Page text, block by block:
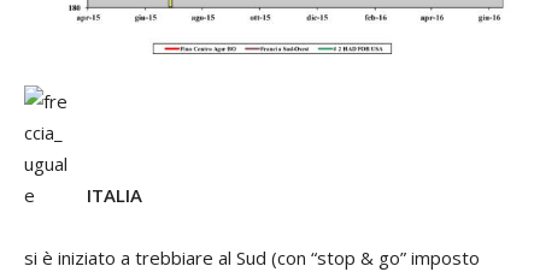
ITALIA
si è iniziato a trebbiare al Sud (con “stop & go” imposto